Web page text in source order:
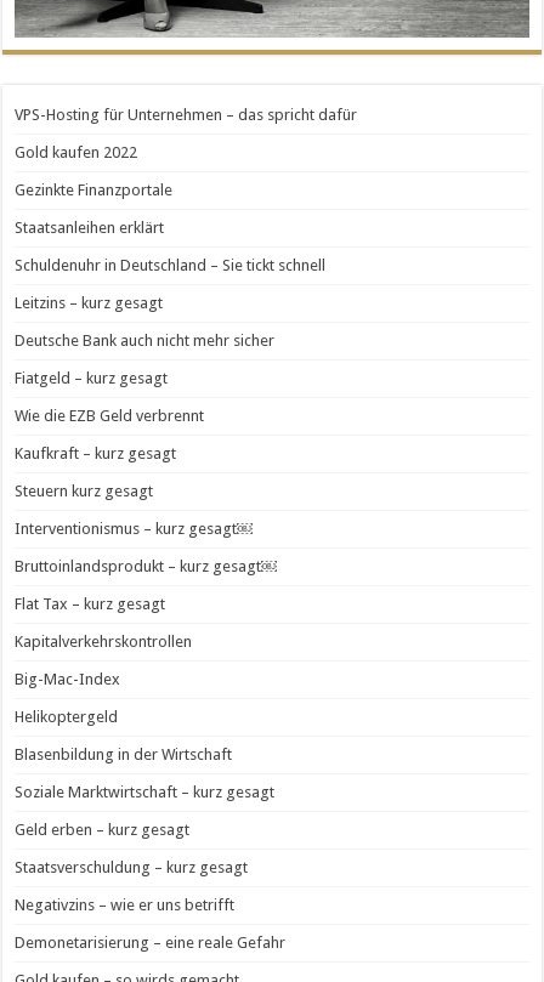
VPS-Hosting für Unternehmen – das spricht dafür
Gold kaufen 2022
Gezinkte Finanzportale
Staatsanleihen erklärt
Schuldenuhr in Deutschland – Sie tickt schnell
Leitzins – kurz gesagt
Deutsche Bank auch nicht mehr sicher
Fiatgeld – kurz gesagt
Wie die EZB Geld verbrennt
Kaufkraft – kurz gesagt
Steuern kurz gesagt
Interventionismus – kurz gesagt￼
Bruttoinlandsprodukt – kurz gesagt￼
Flat Tax – kurz gesagt
Kapitalverkehrskontrollen
Big-Mac-Index
Helikoptergeld
Blasenbildung in der Wirtschaft
Soziale Marktwirtschaft – kurz gesagt
Geld erben – kurz gesagt
Staatsverschuldung – kurz gesagt
Negativzins – wie er uns betrifft
Demonetarisierung – eine reale Gefahr